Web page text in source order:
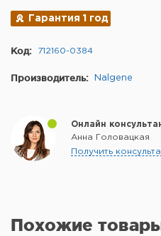
Гарантия 1 год
Код: 712160-0384
Производитель: Nalgene
Онлайн
Анна Головацкая
Получить
Похожие